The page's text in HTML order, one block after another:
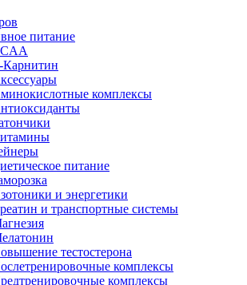
питание
Карнитин
комплексы
питание
и энергетики
и транспортные системы
тестостерона
комплексы
комплексы